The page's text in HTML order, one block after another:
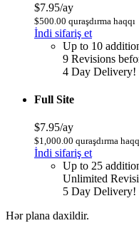
$7.95/ay
$500.00 quraşdırma haqqı
İndi sifariş et
Up to 10
9 Revisions
4 Day Delivery!
Full Site
$7.95/ay
$1,000.00 quraşdırma
İndi sifariş et
Up to 25
Unlimited
5 Day Delivery!
Hər plana daxildir.